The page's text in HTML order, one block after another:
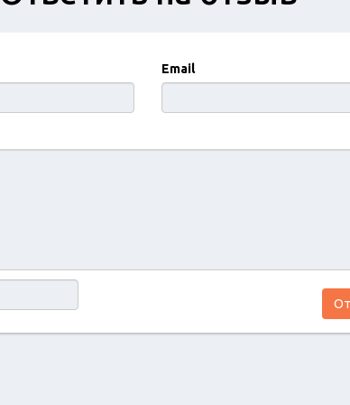
Email